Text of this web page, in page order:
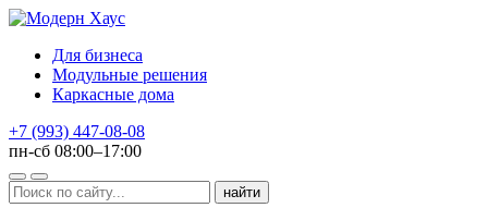
Для бизнеса
Модульные решения
Каркасные дома
+7 (993) 447-08-08
пн-сб 08:00–17:00